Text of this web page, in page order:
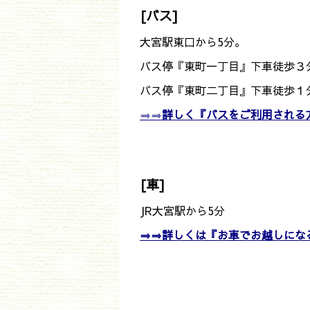
[バス]
大宮駅東口から5分。
バス停『東町一丁目』下車徒歩３
バス停『東町二丁目』下車徒歩１
⇒⇒詳しく『バスをご利用される
[車]
JR大宮駅から5分
⇒⇒詳しくは『お車でお越しにな